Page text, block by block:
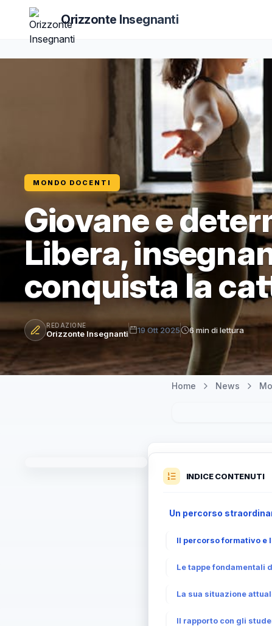
Orizzonte Insegnanti
MONDO DOCENTI
Giovane e
Libera,
conquista la
REDAZIONE
Orizzonte Insegnanti 19 Ott 2025 6 min di lettura
Home News
INDICE CONTENUTI
Un percorso
Il percorso formativo e
Le tappe fondamentali
La sua situazione
Il rapporto con gli